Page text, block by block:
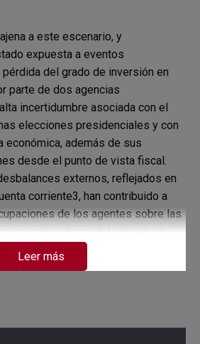
a este escenario, y
expuesta a eventos
del grado de inversión en
parte de dos agencias
incertidumbre asociada con el
elecciones presidenciales y con
económica, además de sus
desde el punto de vista fiscal.
externos, reflejados en
corriente3, han contribuido a
de los agentes sobre las
externo del país en un
Leer más